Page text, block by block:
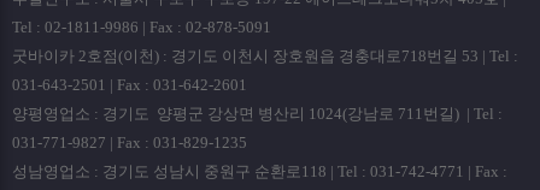
Tel : 02-1811-9986 | Fax : 02-878-5091
굿바이카 2호점(이천) : 경기도 이천시 장호원읍 경충대로718번길 53 | Tel :
031-643-2501 | Fax : 031-642-2601
양평영업소 : 경기도 양평군 강상면 병산리 1024(강남로 711번길) | Tel :
031-771-9827 | Fax : 031-829-1235
성남영업소 : 경기도 성남시 중원구 순환로118 | Tel : 031-742-4771 | Fax :